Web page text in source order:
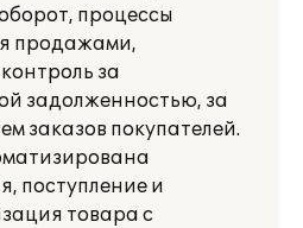
процессы
продажами,
за
задолженностью, за
заказов покупателей.
поступление и
товара с